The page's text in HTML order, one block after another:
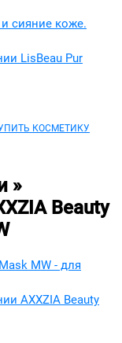
сияние коже.
LisBeau Pur
КОСМЕТИКУ
»
Beauty
MW - для
AXXZIA Beauty